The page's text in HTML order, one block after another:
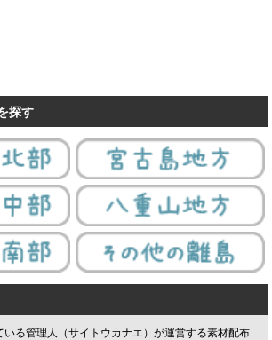
探す
る管理人（サイトウカナエ）が運営する素材配布